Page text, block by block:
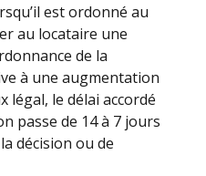
est ordonné au
au locataire une
de la
à une augmentation
légal, le délai accordé
passe de 14 à 7 jours
décision ou de